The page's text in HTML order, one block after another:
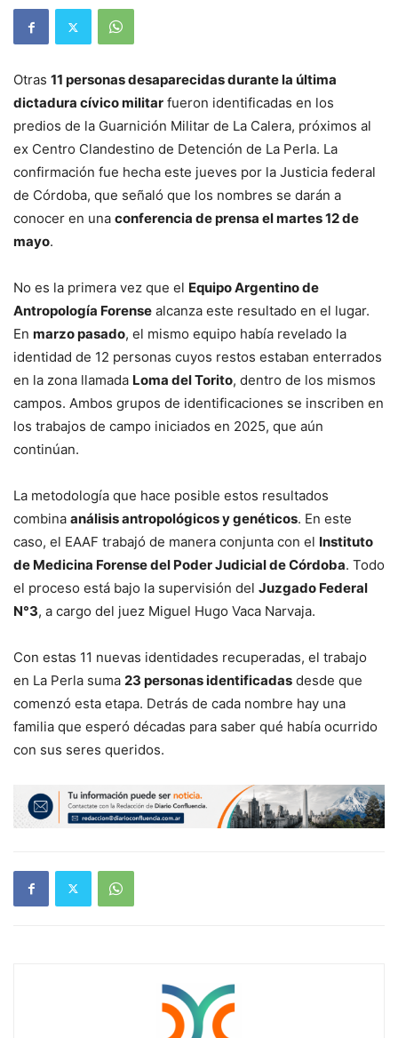
Otras 11 personas desaparecidas durante la última
dictadura cívico militar fueron identificadas en los
predios de la Guarnición Militar de La Calera, próximos al
ex Centro Clandestino de Detención de La Perla. La
confirmación fue hecha este jueves por la Justicia federal
de Córdoba, que señaló que los nombres se darán a
conocer en una conferencia de prensa el martes 12 de
mayo.
No es la primera vez que el Equipo Argentino de
Antropología Forense alcanza este resultado en el lugar.
En marzo pasado, el mismo equipo había revelado la
identidad de 12 personas cuyos restos estaban enterrados
en la zona llamada Loma del Torito, dentro de los mismos
campos. Ambos grupos de identificaciones se inscriben en
los trabajos de campo iniciados en 2025, que aún
continúan.
La metodología que hace posible estos resultados
combina análisis antropológicos y genéticos. En este
caso, el EAAF trabajó de manera conjunta con el Instituto
de Medicina Forense del Poder Judicial de Córdoba. Todo
el proceso está bajo la supervisión del Juzgado Federal
N°3, a cargo del juez Miguel Hugo Vaca Narvaja.
Con estas 11 nuevas identidades recuperadas, el trabajo
en La Perla suma 23 personas identificadas desde que
comenzó esta etapa. Detrás de cada nombre hay una
familia que esperó décadas para saber qué había ocurrido
con sus seres queridos.